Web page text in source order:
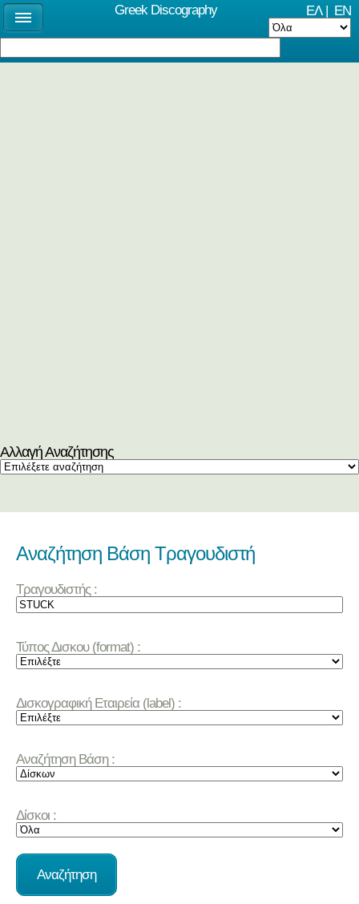
ΕΛ| EN
Αλλαγή Αναζήτησης
Αναζήτηση Βάση Τραγουδιστή
Τραγουδιστής :
Τύπος Δισκου (format) :
Δισκογραφική Εταιρεία (label) :
Αναζήτηση Βάση :
Δίσκοι :
Greek Discography